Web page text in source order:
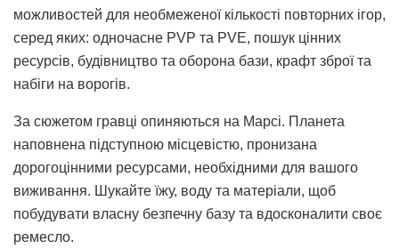
можливостей для необмеженої кількості повторних ігор,
серед яких: одночасне PVP та PVE, пошук цінних
ресурсів, будівництво та оборона бази, крафт зброї та
набіги на ворогів.
За сюжетом гравці опиняються на Марсі. Планета
наповнена підступною місцевістю, пронизана
дорогоцінними ресурсами, необхідними для вашого
виживання. Шукайте їжу, воду та матеріали, щоб
побудувати власну безпечну базу та вдосконалити своє
ремесло.